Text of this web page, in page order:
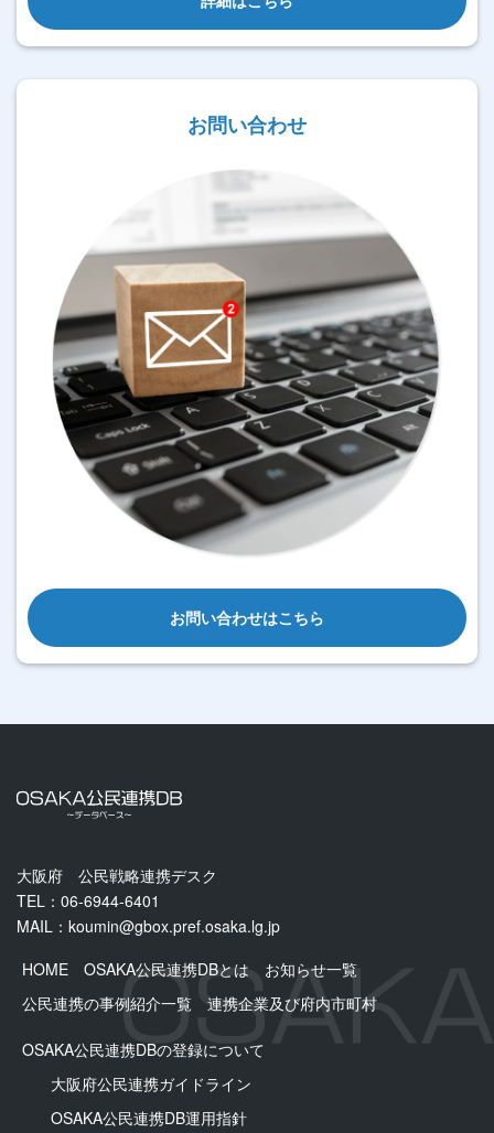
お問い合わせ
お問い合わせはこちら
大阪府 公民戦略連携デスク
TEL：06-6944-6401
MAIL： koumin@gbox.pref.osaka.lg.jp
HOME
OSAKA公民連携DBとは
お知らせ一覧
公民連携の事例紹介一覧
連携企業及び府内市町村
OSAKA公民連携DBの登録について
大阪府公民連携ガイドライン
OSAKA公⺠連携DB運用指針